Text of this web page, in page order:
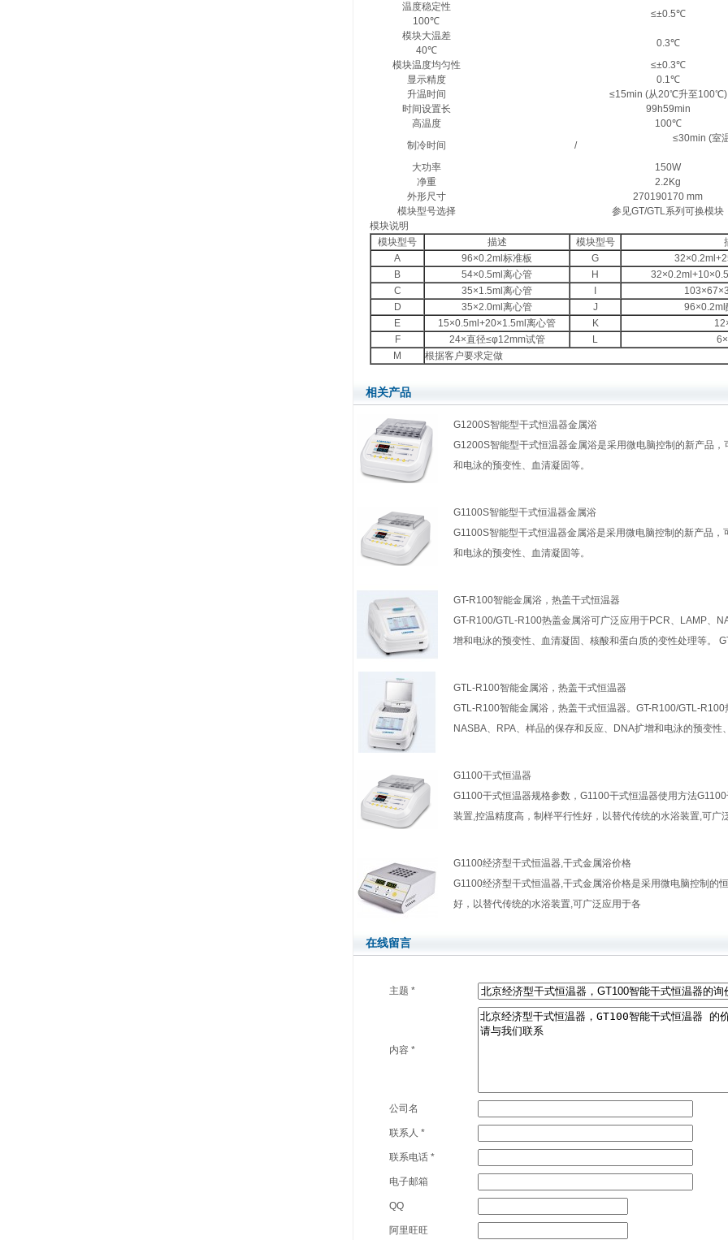
温度稳定性
100℃
≤±0.5℃
模块大温差
40℃
0.3℃
模块温度均匀性
≤±0.3℃
显示精度
0.1℃
升温时间
≤15min (从20℃升至100℃)
时间设置长
99h59min
高温度
100℃
制冷时间
/
≤30min (室
大功率
150W
净重
2.2Kg
外形尺寸
270190170 mm
模块型号选择
参见GT/GTL系列可换模块
模块说明
模块型号
描述 模块型号
A
96×0.2ml标准板 G
B
54×0.5ml离心管 H
C
35×1.5ml离心管
D
35×2.0ml离心管 J
96×0.2ml
E
15×0.5ml+20×1.5ml离心管 K
F
24×直径≤φ12mm试管 L
M
根据客户要求定做
相关产品
G1200S智能型干式恒温器金属浴
G1200S智能型干式恒温器金属浴是采用微电脑控制的新产品
和电泳的预变性、血清凝固等。
G1100S智能型干式恒温器金属浴
G1100S智能型干式恒温器金属浴是采用微电脑控制的新产品
和电泳的预变性、血清凝固等。
GT-R100智能金属浴，热盖干式恒温器
GT-R100/GTL-R100热盖金属浴可广泛应用于PCR、LAMP、
增和电泳的预变性、血清凝固、核酸和蛋白质的变性处理等。
GTL-R100智能金属浴，热盖干式恒温器
GTL-R100智能金属浴，热盖干式恒温器。GT-R100/GTL-R100
NASBA、RPA、样品的保存和反应、DNA扩增和电泳的预变性
G1100干式恒温器
G1100干式恒温器规格参数，G1100干式恒温器使用方法
装置,控温精度高，制样平行性好，以替代传统的水浴装置,可广
G1100经济型干式恒温器,干式金属浴价格
G1100经济型干式恒温器,干式金属浴价格是采用微电脑控制的
好，以替代传统的水浴装置,可广泛应用于各
在线留言
主题 *
内容 *
公司名
联系人 *
联系电话 *
电子邮箱
QQ
阿里旺旺